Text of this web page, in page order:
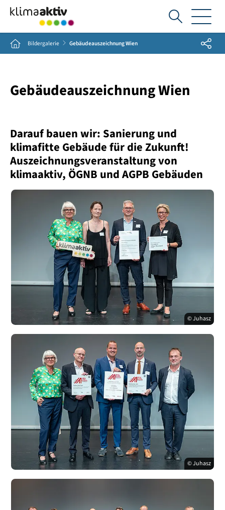
Ich
suche...
Home Bildergalerie Gebäudeauszeichnung Wien Share
Gebäudeauszeichnung Wien
Darauf bauen wir: Sanierung und
klimafitte Gebäude für die Zukunft!
Auszeichnungsveranstaltung von
klimaaktiv, ÖGNB und AGPB Gebäuden
© Juhasz
© Juhasz